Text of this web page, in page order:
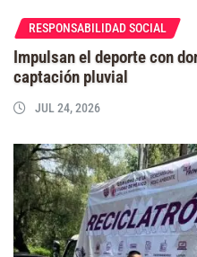
RESPONSABILIDAD SOCIAL
Impulsan el deporte con
captación pluvial
JUL 24, 2026